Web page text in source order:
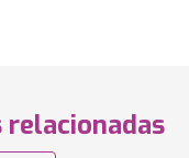
relacionadas